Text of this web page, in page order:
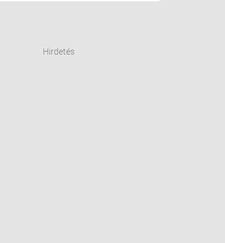
Hirdetés